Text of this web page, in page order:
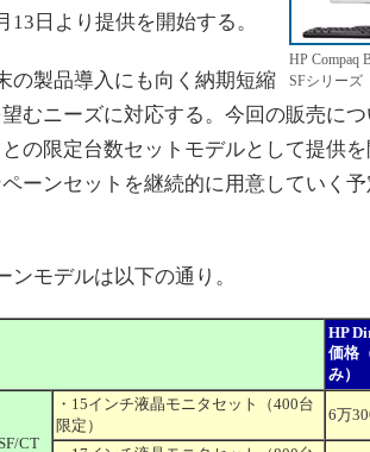
HP Compaq
SFシリーズ
日より提供を開始する。
製品導入にも向く納期短縮
むニーズに対応する。今回の販売に
の限定台数セットモデルとして提供
ーンセットを継続的に用意していく
モデルは以下の通り。
HP
価格
み）
CT
・15インチ液晶モニタセット（400台
限定）
6万